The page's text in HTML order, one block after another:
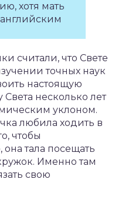
хотя мать
английским
считали, что Свете
точных наук
настоящую
несколько лет
уклоном.
любила ходить в
чтобы
тала посещать
Именно там
свою